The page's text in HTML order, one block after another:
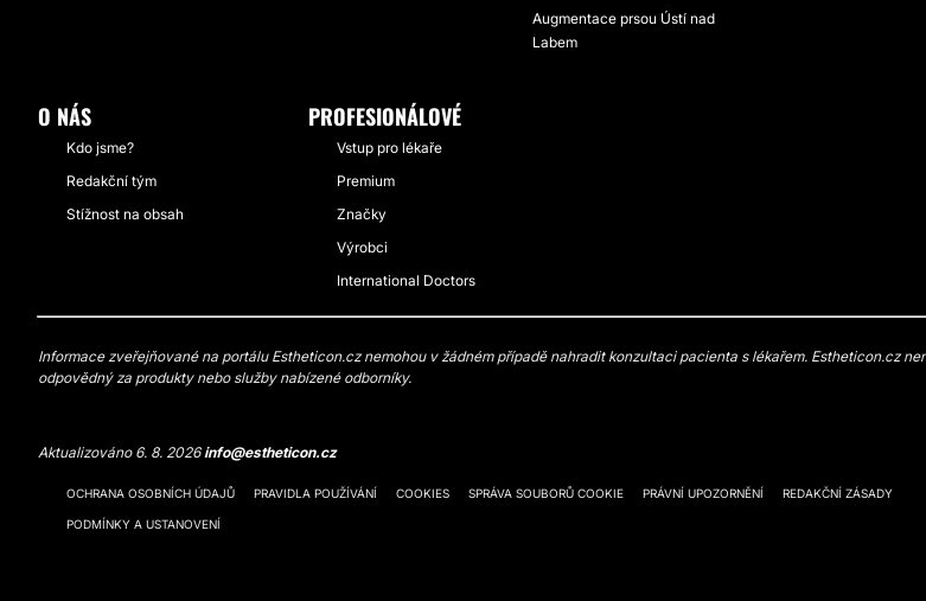
Augmentace prsou Ústí nad
Labem
O NÁS
Kdo jsme?
Redakční tým
Stížnost na obsah
PROFESIONÁLOVÉ
Vstup pro lékaře
Premium
Značky
Výrobci
International Doctors
Informace zveřejňované na portálu Estheticon.cz nemohou v žádném případě nahradit konzultaci pacienta s lékařem. Estheticon.cz
odpovědný za produkty nebo služby nabízené odborníky.
Aktualizováno 6. 8. 2026info@estheticon.cz
OCHRANA OSOBNÍCH ÚDAJŮ PRAVIDLA POUŽÍVÁNÍ COOKIES SPRÁVA SOUBORŮ COOKIE PRÁVNÍ UPOZORNĚNÍ REDAKČNÍ ZÁSADY
PODMÍNKY A USTANOVENÍ